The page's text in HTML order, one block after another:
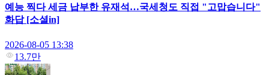
예능 찍다 세금 납부한 유재석…국세청도 직접 "고맙습니다"
화답 [소셜in]
2026-08-05 13:38
13.7만